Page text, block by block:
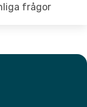
frågor